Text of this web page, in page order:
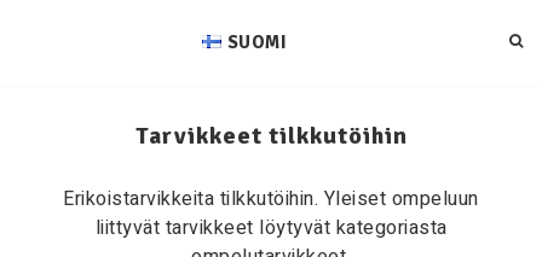
SUOMI
Tarvikkeet tilkkutöihin
Erikoistarvikkeita tilkkutöihin. Yleiset ompeluun
liittyvät tarvikkeet löytyvät kategoriasta